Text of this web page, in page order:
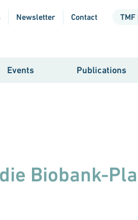
Newsletter Contact
Events Publications
Biobank-